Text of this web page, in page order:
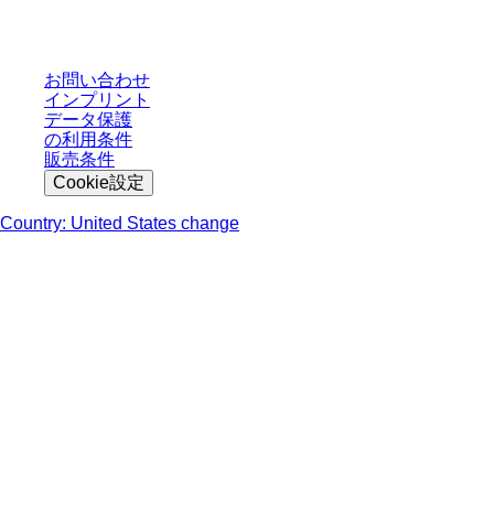
お問い合わせ
インプリント
データ保護
の利用条件
販売条件
Cookie設定
Country: United States change